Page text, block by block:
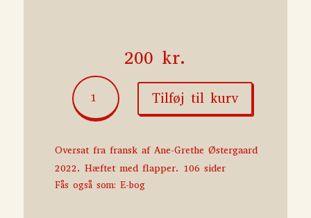
200 kr.
Sovende
minder
antal
Tilføj til kurv
Oversat fra fransk af Ane-Grethe Østergaard
2022. Hæftet med flapper. 106 sider
Fås også som: E-bog